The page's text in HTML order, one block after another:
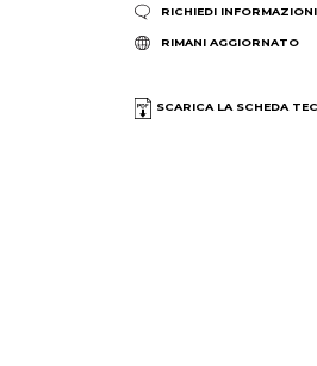
RICHIEDI INFORMAZIONI
RIMANI AGGIORNATO
SCARICA LA SCHEDA